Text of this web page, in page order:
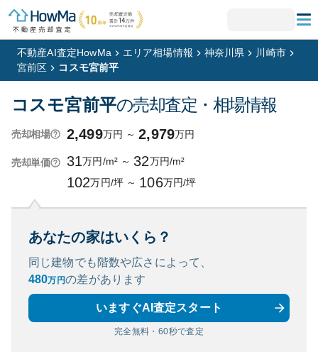
不動産AI査定HowMa エリア相場情報 神奈川県
川崎市
宮前区
コスモ宮前平
コスモ宮前平の売却査定・相場情報
売却相場 2,499万円 ～ 2,979万円
売却単価 31万円/m² ～ 32万円/m²
102万円/坪 ～ 106万円/坪
あなたの家はいくら？
同じ建物でも階数や広さによって、
480万円の差があります
いますぐAI査定スタート
完全無料・60秒で査定